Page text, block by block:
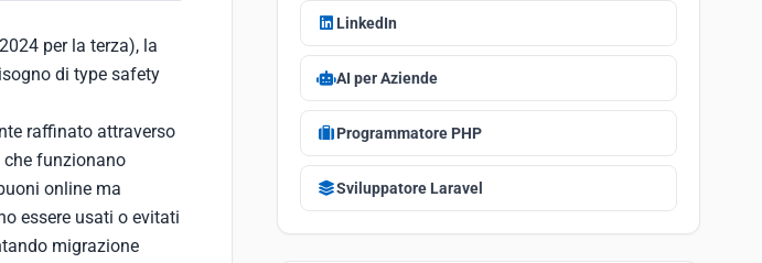
per la terza), la
di type safety
raffinato attraverso
che funzionano
online ma
essere usati o evitati
migrazione
LinkedIn
AI per Aziende
Programmatore PHP
Sviluppatore Laravel